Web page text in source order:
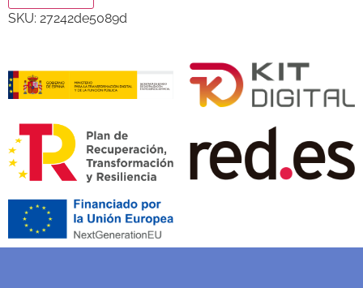
SKU: 27242de5089d